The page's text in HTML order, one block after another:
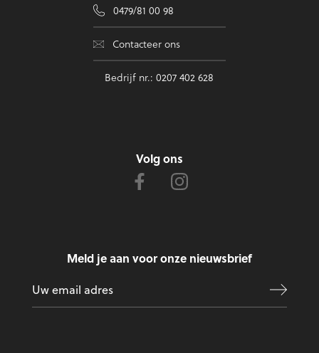
0479/81 00 98
Contacteer ons
Bedrijf nr.: 0207 402 628
Volg ons
Meld je aan voor onze nieuwsbrief